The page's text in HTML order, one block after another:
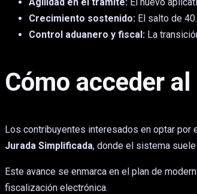
Agilidad en el trámite: El nuevo
Crecimiento sostenido: El salto de
Control aduanero y fiscal: La
Cómo acceder
Los contribuyentes interesados en optar
Jurada Simplificada, donde el sistema
Este avance se enmarca en el plan de
fiscalización electrónica.